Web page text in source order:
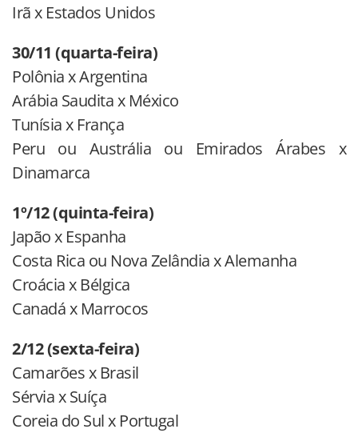
Irã x Estados Unidos
30/11 (quarta-feira)
Polônia x Argentina
Arábia Saudita x México
Tunísia x França
Peru ou Austrália ou Emirados Árabes x
Dinamarca
1º/12 (quinta-feira)
Japão x Espanha
Costa Rica ou Nova Zelândia x Alemanha
Croácia x Bélgica
Canadá x Marrocos
2/12 (sexta-feira)
Camarões x Brasil
Sérvia x Suíça
Coreia do Sul x Portugal